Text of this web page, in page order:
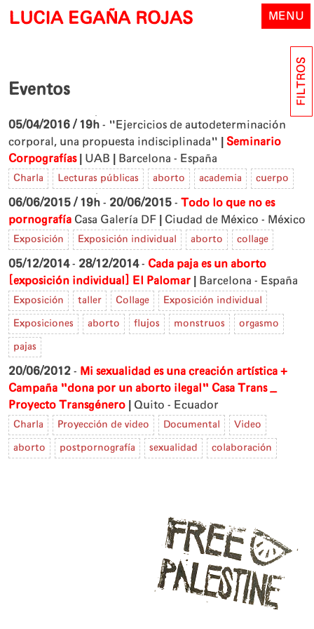
Skip
LUCIA EGAÑA ROJAS MENU
Eventos
05/04/2016 / 19h - "Ejercicios de autodeterminación
corporal, una propuesta indisciplinada"
Seminario
Corpografías
UAB Barcelona - España
Charla Lecturas públicas aborto academia cuerpo
06/06/2015 / 19h - 20/06/2015 - Todo lo que no es
pornografía Casa Galería DF Ciudad de México - México
Exposición Exposición individual aborto collage
05/12/2014- 28/12/2014- Cada paja es un aborto
[exposición individual] El Palomar Barcelona - España
Exposición taller Collage Exposición individual
Exposiciones aborto flujos monstruos orgasmo
pajas
20/06/2012 - Mi sexualidad es una creación artística +
Campaña "dona por un aborto ilegal" Casa Trans _
Proyecto Transgénero
Quito - Ecuador
Charla Proyección de video Documental Video
aborto postpornografía sexualidad colaboración
FILTROS